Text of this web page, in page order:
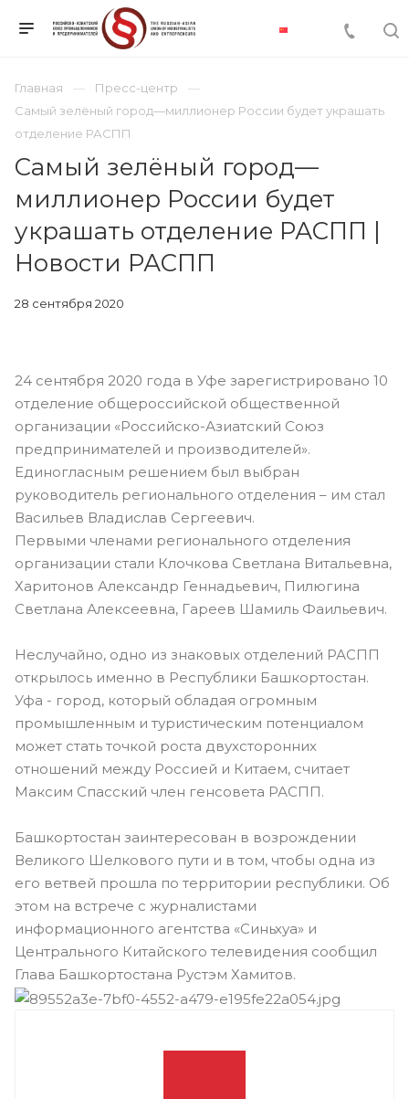
Главная
Пресс-центр
Самый зелёный город—миллионер России будет украшать
отделение РАСПП
Самый зелёный город—
миллионер России будет
украшать отделение РАСПП |
Новости РАСПП
28 сентября 2020
24 сентября 2020 года в Уфе зарегистрировано 10
отделение общероссийской общественной
организации «Российско-Азиатский Союз
предпринимателей и производителей».
Единогласным решением был выбран
руководитель регионального отделения – им стал
Васильев Владислав Сергеевич.
Первыми членами регионального отделения
организации стали Клочкова Светлана Витальевна,
Харитонов Александр Геннадьевич, Пилюгина
Светлана Алексеевна, Гареев Шамиль Фаильевич.
Неслучайно, одно из знаковых отделений РАСПП
открылось именно в Республики Башкортостан.
Уфа - город, который обладая огромным
промышленным и туристическим потенциалом
может стать точкой роста двухсторонних
отношений между Россией и Китаем, считает
Максим Спасский член генсовета РАСПП.
Башкортостан заинтересован в возрождении
Великого Шелкового пути и в том, чтобы одна из
его ветвей прошла по территории республики. Об
этом на встрече с журналистами
информационного агентства «Синьхуа» и
Центрального Китайского телевидения сообщил
Глава Башкортостана Рустэм Хамитов.